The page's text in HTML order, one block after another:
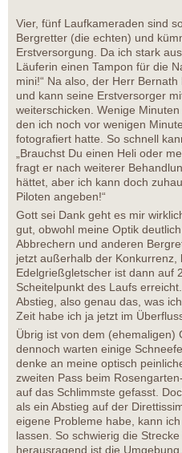
Vier, fünf Laufkameraden sind
Bergretter (die echten) und
Erstversorgung. Da ich stark
Läuferin einen Tampon für die
mini!“ Na also, der Herr
und kann seine Erstversorger
weiterschicken. Wenige
den ich noch vor wenigen
fotografiert hatte. So schnell
„Brauchst Du einen Heli oder
fragt er nach weiterer
hättet, aber ich kann doch
Piloten angeben!“
Gott sei Dank geht es mir
gut, obwohl meine Optik
Abbrechern und anderen
jetzt außerhalb der Konkurrenz,
Edelgrießgletscher ist dann auf
Scheitelpunkt des Laufs
Abstieg, also genau das, was
Zeit habe ich ja jetzt im
Übrig ist von dem (ehemaligen)
dennoch warten einige
denke an meine optisch
zweiten Pass beim
auf das Schlimmste gefasst.
als ein Abstieg auf der
eigene Probleme habe, kann
lassen. So schwierig die
herausragend ist die